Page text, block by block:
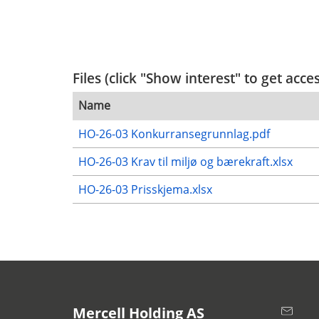
Files (click "Show interest" to get
Name
HO-26-03 Konkurransegrunnlag.pdf
HO-26-03 Krav til miljø og bærekraft.xlsx
HO-26-03 Prisskjema.xlsx
Mercell Holding AS